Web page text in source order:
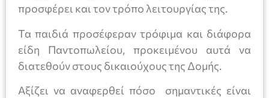
προσφέρει και τον τρόπο λειτουργίας της.
Τα παιδιά προσέφεραν τρόφιμα και διάφορα
είδη Παντοπωλείου, προκειμένου αυτά να
διατεθούν στους δικαιούχους της Δομής.
Αξίζει να αναφερθεί πόσο σημαντικές είναι